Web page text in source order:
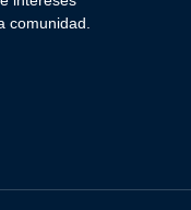
comunidad.